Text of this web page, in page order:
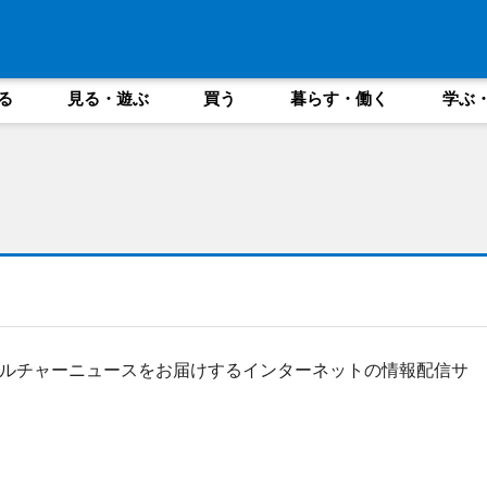
見る・遊ぶ 買う 暮らす・働く 学ぶ
チャーニュースをお届けするインターネットの情報配信サ